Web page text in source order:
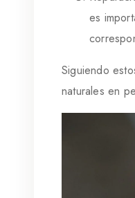
es
Siguiendo
naturales en